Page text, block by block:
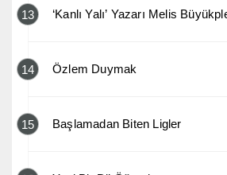
13 ‘Kanlı Yalı’ Yazarı Melis
14 Özlem Duymak
15 Başlamadan Biten Ligler